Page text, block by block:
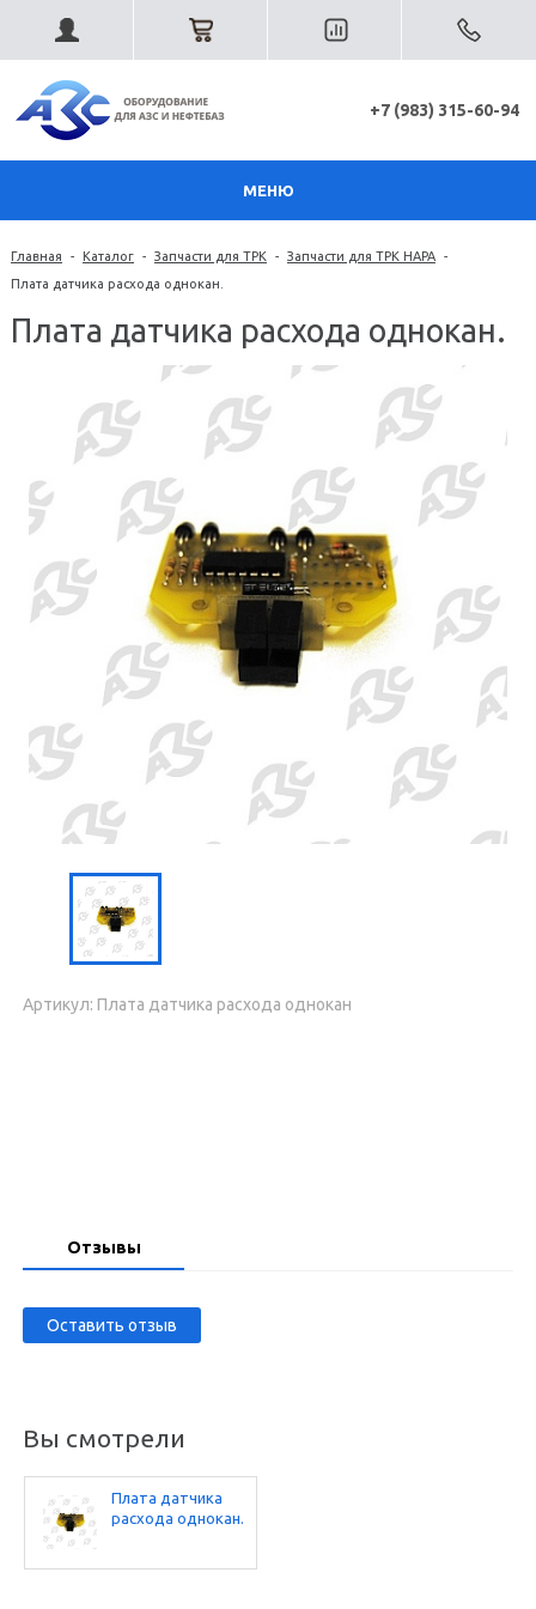
+7 (983) 315-60-94
МЕНЮ
Главная - Каталог - Запчасти для ТРК - Запчасти для ТРК НАРА -
Плата датчика расхода однокан.
Плата датчика расхода однокан.
Артикул: Плата датчика расхода однокан
Отзывы
Оставить отзыв
Вы смотрели
Плата датчика
расхода однокан.